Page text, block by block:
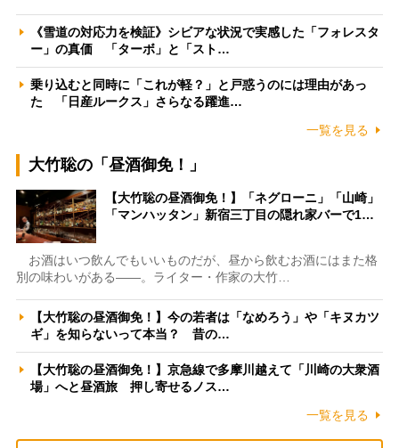
《雪道の対応力を検証》シビアな状況で実感した「フォレスタ
ー」の真価 「ターボ」と「スト…
乗り込むと同時に「これが軽？」と戸惑うのには理由があっ
た 「日産ルークス」さらなる躍進…
一覧を見る
大竹聡の「昼酒御免！」
【大竹聡の昼酒御免！】「ネグローニ」「山崎」
「マンハッタン」新宿三丁目の隠れ家バーで1…
お酒はいつ飲んでもいいものだが、昼から飲むお酒にはまた格
別の味わいがある――。ライター・作家の大竹…
【大竹聡の昼酒御免！】今の若者は「なめろう」や「キヌカツ
ギ」を知らないって本当？ 昔の…
【大竹聡の昼酒御免！】京急線で多摩川越えて「川崎の大衆酒
場」へと昼酒旅 押し寄せるノス…
一覧を見る